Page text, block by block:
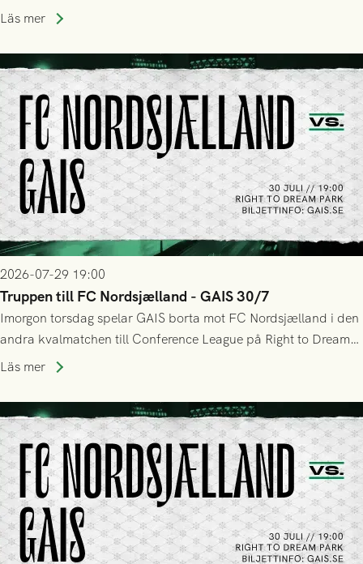
upphöra efter mindre än kvarten spelad. På lika mark visade
tennissiffror och det grönsvarta europaäventyret tog slut.
Läs mer
2026-07-29 19:00
Truppen till FC Nordsjælland - GAIS 30/7
Imorgon torsdag spelar GAIS borta mot FC Nordsjælland i den
andra kvalmatchen till Conference League på Right to Dream
Park! Fredrik Holmberg och ledarstaben har tagit ut följande
Läs mer